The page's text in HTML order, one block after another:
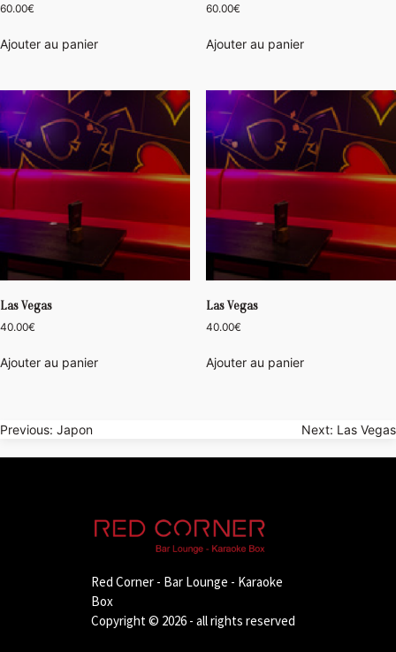
60.00€
Ajouter au panier
60.00€
Ajouter au panier
Las Vegas
40.00€
Ajouter au panier
Las Vegas
40.00€
Ajouter au panier
Navigation
de
Previous: Japon Next: Las Vegas
Red Corner - Bar Lounge - Karaoke
Box
Copyright © 2026 - all rights reserved